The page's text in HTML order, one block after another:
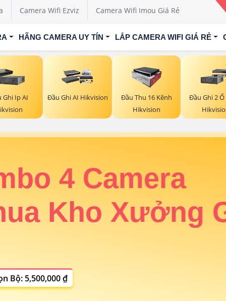
Camera Wifi Ezviz Camera Wifi Imou Giá Rẻ
HÃNG CAMERA UY TÍN LẮP CAMERA WIFI GIÁ RẺ
Ghi Ip AI
Đầu Ghi AI Hikvision
Đầu Thu 16 Kênh
Hikvision
Đầu Ghi 2
Giá
Combo 4 Camera Dahua
🔆 Độ Phân Giải: ✔️
30m